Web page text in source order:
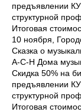
предъявлении
структурной
Итоговая
10 ноября,
Сказка о
A-C-H Дома
Скидка 50% на
предъявлении
структурной
Итоговая